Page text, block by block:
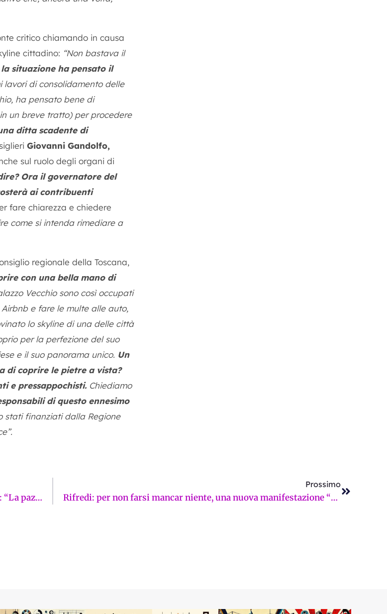
critico chiamando in causa
cittadino: “Non bastava il
situazione ha pensato il
lavori di consolidamento delle
ha pensato bene di
un breve tratto) per procedere
ditta scadente di
Giovanni Gandolfo,
sul ruolo degli organi di
Ora il governatore del
ai contribuenti
fare chiarezza e chiedere
come si intenda rimediare a
regionale della Toscana,
con una bella mano di
Vecchio sono così occupati
e fare le multe alle auto,
lo skyline di una delle città
per la perfezione del suo
e il suo panorama unico. Un
di coprire le pietre a vista?
e pressappochisti. Chiediamo
di questo ennesimo
stati finanziati dalla Regione
Via Perfetti Ricasoli, un altro cantiere fantasma. Mossuto: “La pazienza è finita”
Prossimo
Rifredi: per non farsi mancar niente, una nuova manifestazione “antifascista” in assenza di fascismo